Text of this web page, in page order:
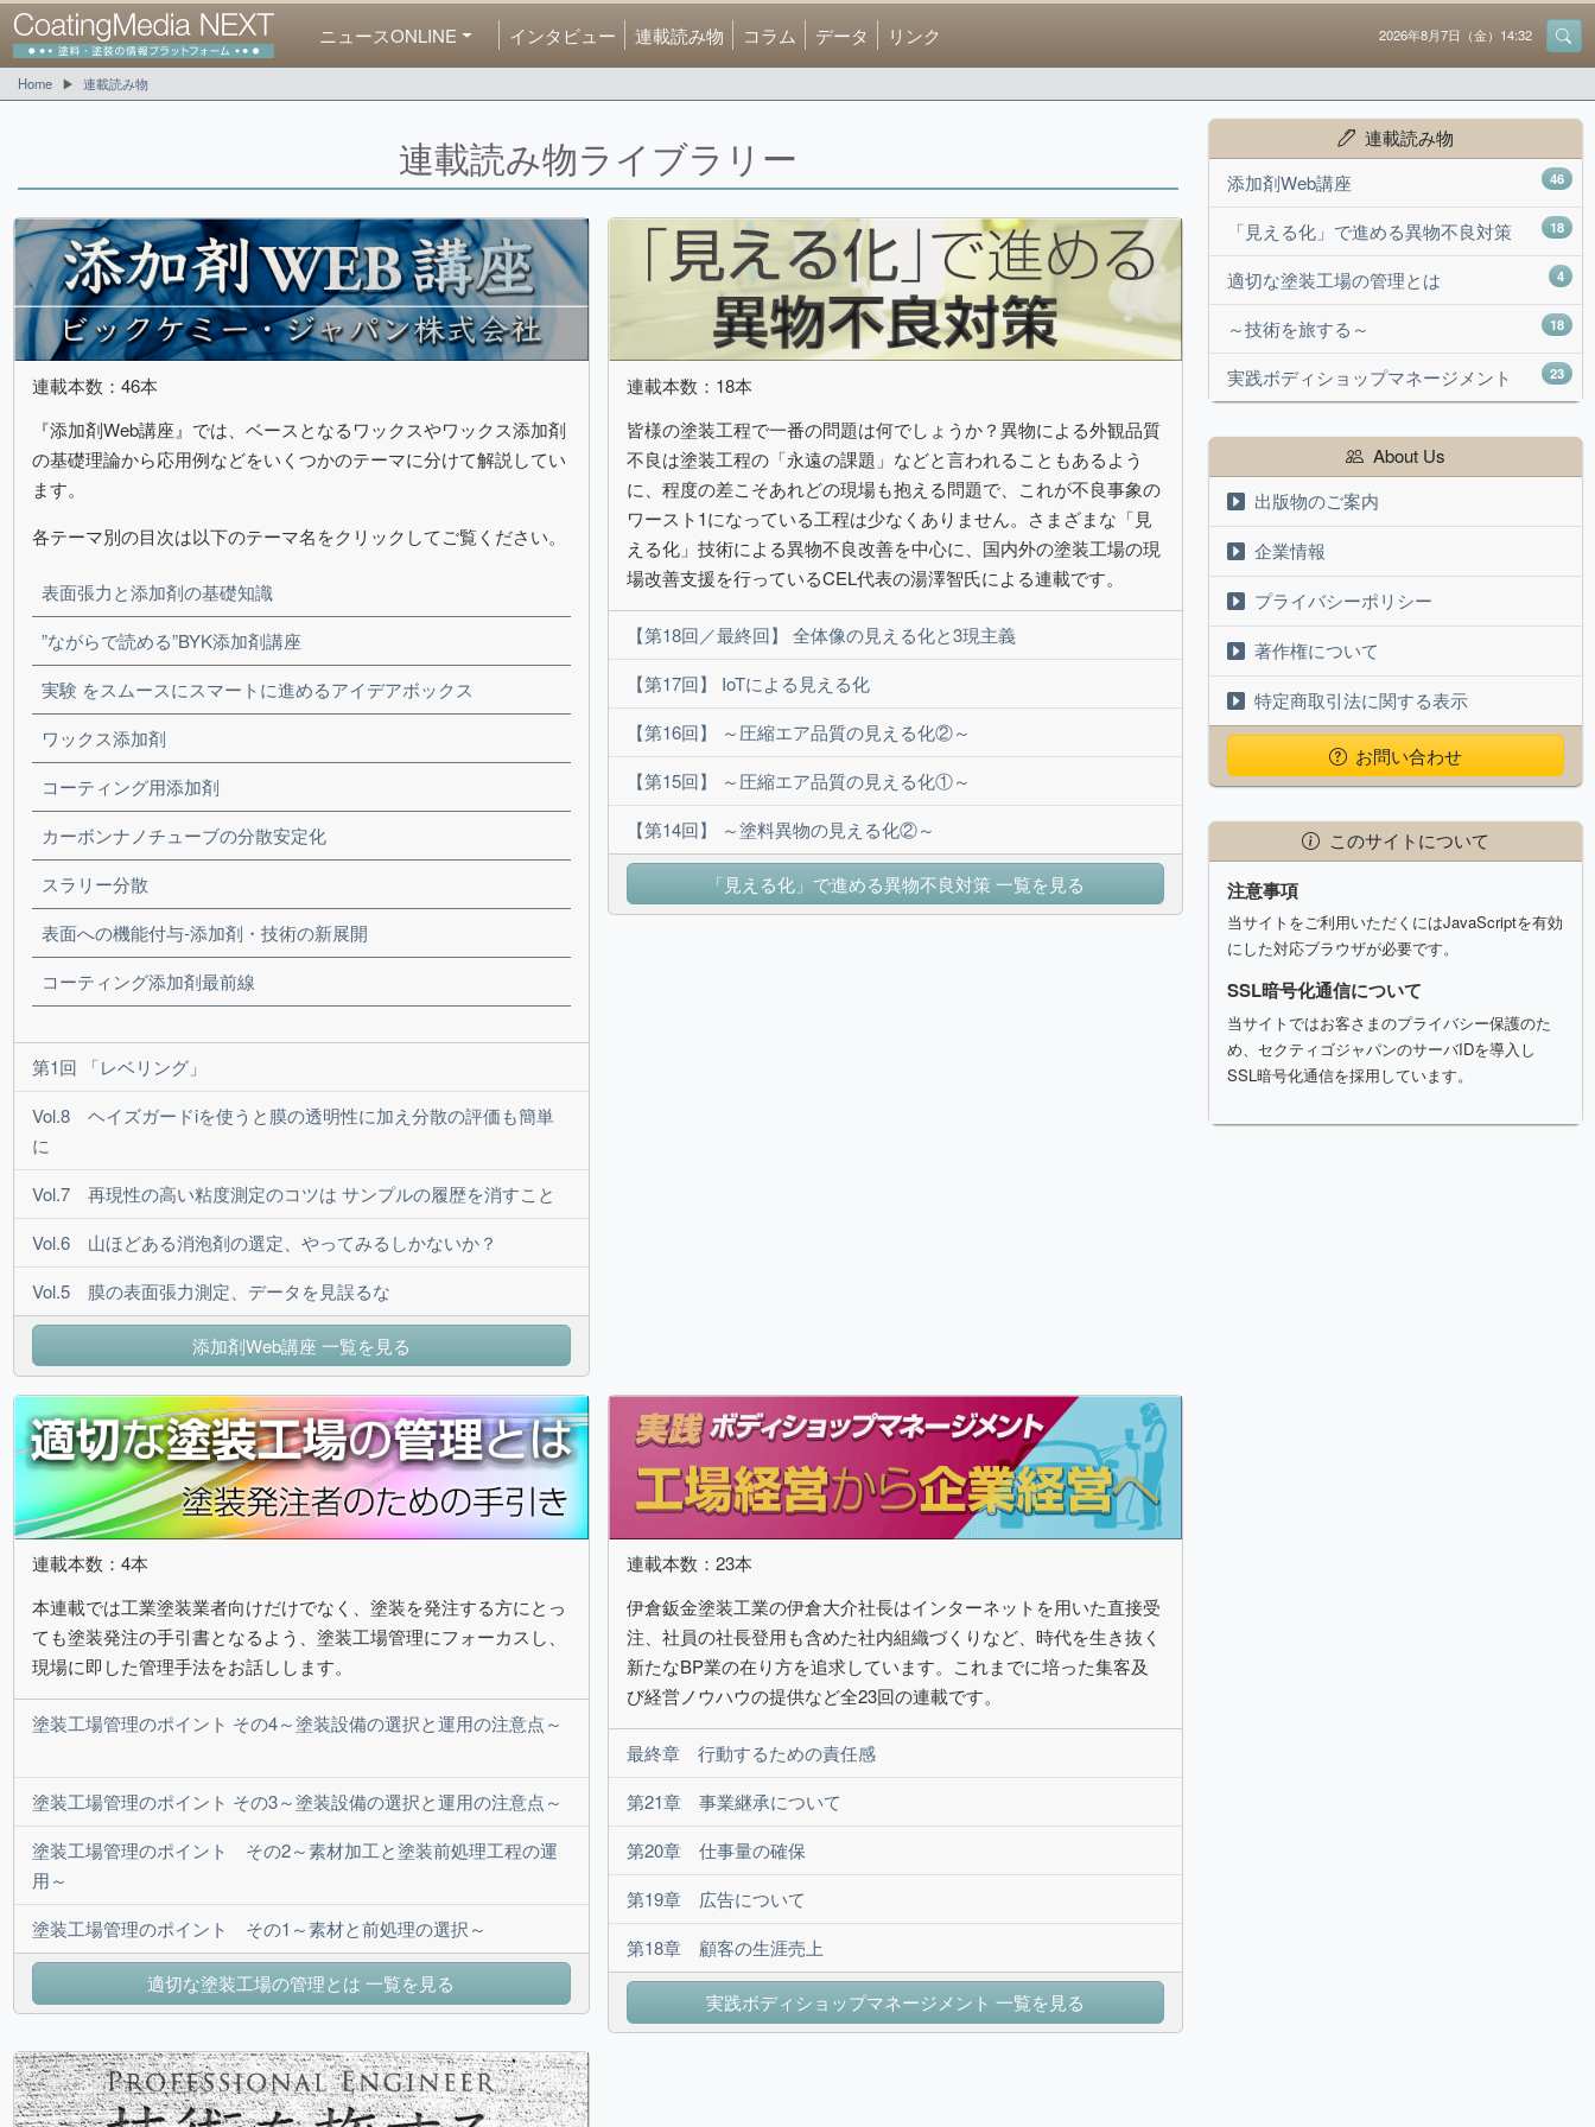
ニュースONLINE インタビュー 連載読み物 コラム データ リンク 2026年8月7日（金）14:32
Home 連載読み物
連載読み物ライブラリー
連載本数：46本
『添加剤Web講座』では、ベースとなるワックスやワックス添加剤
の基礎理論から応用例などをいくつかのテーマに分けて解説してい
ます。
各テーマ別の目次は以下のテーマ名をクリックしてご覧ください。
表面張力と添加剤の基礎知識
”ながらで読める”BYK添加剤講座
実験 をスムースにスマートに進めるアイデアボックス
ワックス添加剤
コーティング用添加剤
カーボンナノチューブの分散安定化
スラリー分散
表面への機能付与‐添加剤・技術の新展開
コーティング添加剤最前線
第1回 「レベリング」
Vol.8 ヘイズガードiを使うと膜の透明性に加え分散の評価も簡単
に
Vol.7 再現性の高い粘度測定のコツは サンプルの履歴を消すこと
Vol.6 山ほどある消泡剤の選定、やってみるしかないか？
Vol.5 膜の表面張力測定、データを見誤るな
添加剤Web講座 一覧を見る
連載本数：18本
皆様の塗装工程で一番の問題は何でしょうか？異物による外観品質
不良は塗装工程の「永遠の課題」などと言われることもあるよう
に、程度の差こそあれどの現場も抱える問題で、これが不良事象の
ワースト1になっている工程は少なくありません。さまざまな「見
える化」技術による異物不良改善を中心に、国内外の塗装工場の現
場改善支援を行っているCEL代表の湯澤智氏による連載です。
【第18回／最終回】 全体像の見える化と3現主義
【第17回】 IoTによる見える化
【第16回】 ～圧縮エア品質の見える化②～
【第15回】 ～圧縮エア品質の見える化①～
【第14回】 ～塗料異物の見える化②～
「見える化」で進める異物不良対策 一覧を見る
連載本数：4本
本連載では工業塗装業者向けだけでなく、塗装を発注する方にとっ
ても塗装発注の手引書となるよう、塗装工場管理にフォーカスし、
現場に即した管理手法をお話しします。
塗装工場管理のポイント その4～塗装設備の選択と運用の注意点～
塗装工場管理のポイント その3～塗装設備の選択と運用の注意点～
塗装工場管理のポイント その2～素材加工と塗装前処理工程の運
用～
塗装工場管理のポイント その1～素材と前処理の選択～
適切な塗装工場の管理とは 一覧を見る
連載本数：23本
伊倉鈑金塗装工業の伊倉大介社長はインターネットを用いた直接受
注、社員の社長登用も含めた社内組織づくりなど、時代を生き抜く
新たなBP業の在り方を追求しています。これまでに培った集客及
び経営ノウハウの提供など全23回の連載です。
最終章 行動するための責任感
第21章 事業継承について
第20章 仕事量の確保
第19章 広告について
第18章 顧客の生涯売上
実践ボディショップマネージメント 一覧を見る
連載読み物
添加剤Web講座
46
「見える化」で進める異物不良対策 18
適切な塗装工場の管理とは 4
～技術を旅する～ 18
実践ボディショップマネージメント 23
About Us
出版物のご案内
企業情報
プライバシーポリシー
著作権について
特定商取引法に関する表示
お問い合わせ
このサイトについて
注意事項
当サイトをご利用いただくにはJavaScriptを有効
にした対応ブラウザが必要です。
SSL暗号化通信について
当サイトではお客さまのプライバシー保護のた
め、セクティゴジャパンのサーバIDを導入し
SSL暗号化通信を採用しています。